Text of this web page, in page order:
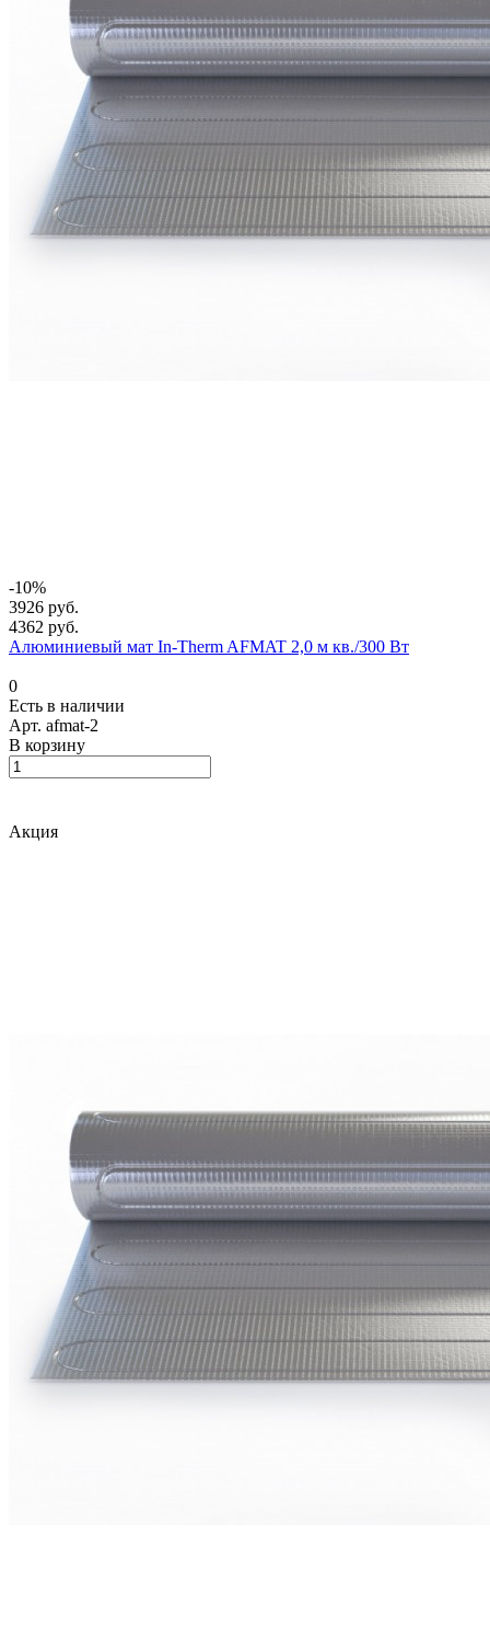
-10%
3926 руб.
4362 руб.
Алюминиевый мат In-Therm AFMAT 2,0 м кв./300 Вт
0
Есть в наличии
Арт. afmat-2
В корзину
Акция